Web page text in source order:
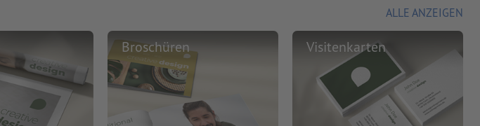
ALLE ANZEIGEN
Broschüren Visitenkarten